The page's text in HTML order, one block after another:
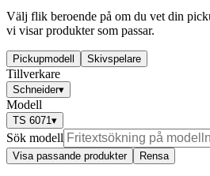
Välj flik beroende på om du vet din
vi visar produkter som passar.
Pickupmodell Skivspelare
Tillverkare
Schneider▾
Modell
TS 6071▾
Sök modell
Visa passande produkter Rensa